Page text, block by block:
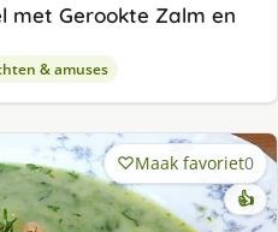
met Gerookte Zalm en
& amuses
Maak favoriet0
👍